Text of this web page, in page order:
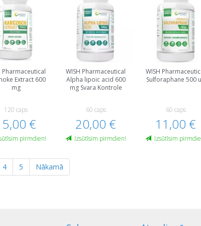
Pharmaceutical
Extract 600
mg
120 caps
€
pirmdien!
WISH Pharmaceutical
Alpha lipoic acid 600
mg Svara Kontrole
60 caps
20,00 €
Izsūtīsim pirmdien!
WISH
Sulforaphane 500
60 caps
11,00 €
Izsūtīsim
4 5 Nākamā